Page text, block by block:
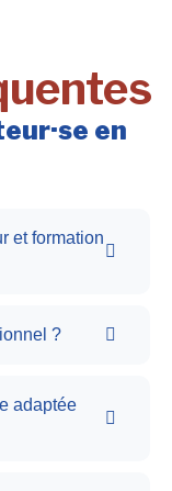
en
et formation
?
adaptée